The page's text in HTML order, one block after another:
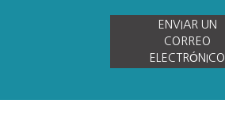
ENVIAR UN
CORREO
ELECTRÓNICO